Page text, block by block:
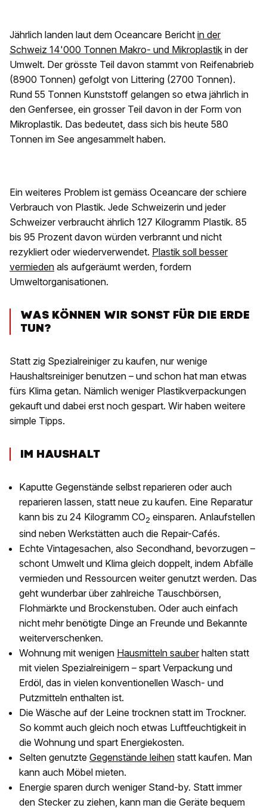
Jährlich landen laut dem Oceancare Bericht in der
Schweiz 14'000 Tonnen Makro- und Mikroplastik in der
Umwelt. Der grösste Teil davon stammt von Reifenabrieb
(8900 Tonnen) gefolgt von Littering (2700 Tonnen).
Rund 55 Tonnen Kunststoff gelangen so etwa jährlich in
den Genfersee, ein grosser Teil davon in der Form von
Mikroplastik. Das bedeutet, dass sich bis heute 580
Tonnen im See angesammelt haben.
Ein weiteres Problem ist gemäss Oceancare der schiere
Verbrauch von Plastik. Jede Schweizerin und jeder
Schweizer verbraucht ährlich 127 Kilogramm Plastik. 85
bis 95 Prozent davon würden verbrannt und nicht
rezykliert oder wiederverwendet. Plastik soll besser
vermieden als aufgeräumt werden, fordern
Umweltorganisationen.
WAS KÖNNEN WIR SONST FÜR DIE ERDE
TUN?
Statt zig Spezialreiniger zu kaufen, nur wenige
Haushaltsreiniger benutzen – und schon hat man etwas
fürs Klima getan. Nämlich weniger Plastikverpackungen
gekauft und dabei erst noch gespart. Wir haben weitere
simple Tipps.
IM HAUSHALT
Kaputte Gegenstände selbst reparieren oder auch
reparieren lassen, statt neue zu kaufen. Eine Reparatur
kann bis zu 24 Kilogramm CO2 einsparen. Anlaufstellen
sind neben Werkstätten auch die Repair-Cafés.
Echte Vintagesachen, also Secondhand, bevorzugen –
schont Umwelt und Klima gleich doppelt, indem Abfälle
vermieden und Ressourcen weiter genutzt werden. Das
geht wunderbar über zahlreiche Tauschbörsen,
Flohmärkte und Brockenstuben. Oder auch einfach
nicht mehr benötigte Dinge an Freunde und Bekannte
weiterverschenken.
Wohnung mit wenigen Hausmitteln sauber halten statt
mit vielen Spezialreinigern – spart Verpackung und
Erdöl, das in vielen konventionellen Wasch- und
Putzmitteln enthalten ist.
Die Wäsche auf der Leine trocknen statt im Trockner.
So kommt auch gleich noch etwas Luftfeuchtigkeit in
die Wohnung und spart Energiekosten.
Selten genutzte Gegenstände leihen statt kaufen. Man
kann auch Möbel mieten.
Energie sparen durch weniger Stand-by. Statt immer
den Stecker zu ziehen, kann man die Geräte bequem